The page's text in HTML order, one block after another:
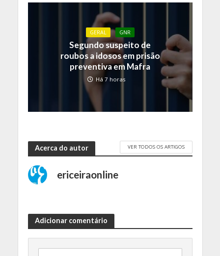
GERAL GNR
Segundo suspeito de
roubos a idosos em prisão
preventiva em Mafra
Há 7 horas
Acerca do autor VER TODOS OS ARTIGOS
ericeiraonline
Adicionar comentário